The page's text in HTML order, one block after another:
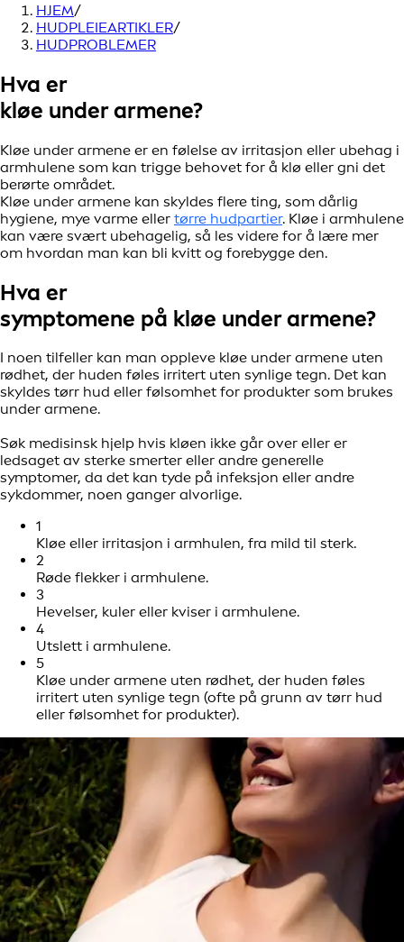
HJEM/
HUDPLEIEARTIKLER/
HUDPROBLEMER
Hva er
kløe under armene?
Kløe under armene er en følelse av irritasjon eller ubehag i
armhulene som kan trigge behovet for å klø eller gni det
berørte området.
Kløe under armene kan skyldes flere ting, som dårlig
hygiene, mye varme eller tørre hudpartier. Kløe i armhulene
kan være svært ubehagelig, så les videre for å lære mer
om hvordan man kan bli kvitt og forebygge den.
Hva er
symptomene på kløe under armene?
I noen tilfeller kan man oppleve kløe under armene uten
rødhet, der huden føles irritert uten synlige tegn. Det kan
skyldes tørr hud eller følsomhet for produkter som brukes
under armene.
Søk medisinsk hjelp hvis kløen ikke går over eller er
ledsaget av sterke smerter eller andre generelle
symptomer, da det kan tyde på infeksjon eller andre
sykdommer, noen ganger alvorlige.
1
Kløe eller irritasjon i armhulen, fra mild til sterk.
2
Røde flekker i armhulene.
3
Hevelser, kuler eller kviser i armhulene.
4
Utslett i armhulene.
5
Kløe under armene uten rødhet, der huden føles
irritert uten synlige tegn (ofte på grunn av tørr hud
eller følsomhet for produkter).